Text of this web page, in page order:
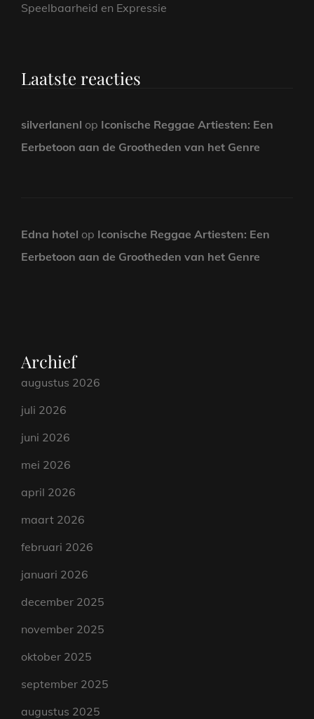
Speelbaarheid en Expressie
Laatste reacties
silverlanenl op Iconische Reggae Artiesten: Een
Eerbetoon aan de Grootheden van het Genre
Edna hotel op Iconische Reggae Artiesten: Een
Eerbetoon aan de Grootheden van het Genre
Archief
augustus 2026
juli 2026
juni 2026
mei 2026
april 2026
maart 2026
februari 2026
januari 2026
december 2025
november 2025
oktober 2025
september 2025
augustus 2025